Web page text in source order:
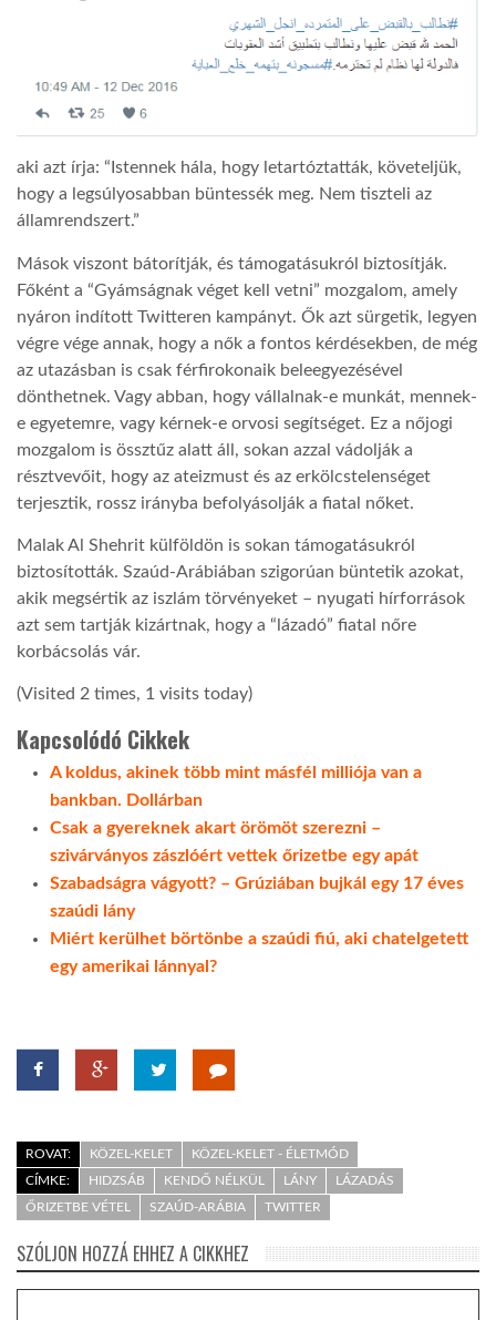
aki azt írja: “Istennek hála, hogy letartóztatták, követeljük,
hogy a legsúlyosabban büntessék meg. Nem tiszteli az
államrendszert.”
Mások viszont bátorítják, és támogatásukról biztosítják.
Főként a “Gyámságnak véget kell vetni” mozgalom, amely
nyáron indított Twitteren kampányt. Ők azt sürgetik, legyen
végre vége annak, hogy a nők a fontos kérdésekben, de még
az utazásban is csak férfirokonaik beleegyezésével
dönthetnek. Vagy abban, hogy vállalnak-e munkát, mennek-
e egyetemre, vagy kérnek-e orvosi segítséget. Ez a nőjogi
mozgalom is össztűz alatt áll, sokan azzal vádolják a
résztvevőit, hogy az ateizmust és az erkölcstelenséget
terjesztik, rossz irányba befolyásolják a fiatal nőket.
Malak Al Shehrit külföldön is sokan támogatásukról
biztosították. Szaúd-Arábiában szigorúan büntetik azokat,
akik megsértik az iszlám törvényeket – nyugati hírforrások
azt sem tartják kizártnak, hogy a “lázadó” fiatal nőre
korbácsolás vár.
(Visited 2 times, 1 visits today)
Kapcsolódó Cikkek
A koldus, akinek több mint másfél milliója van a
bankban. Dollárban
Csak a gyereknek akart örömöt szerezni –
szivárványos zászlóért vettek őrizetbe egy apát
Szabadságra vágyott? – Grúziában bujkál egy 17 éves
szaúdi lány
Miért kerülhet börtönbe a szaúdi fiú, aki chatelgetett
egy amerikai lánnyal?
ROVAT: KÖZEL-KELET
KÖZEL-KELET - ÉLETMÓD
CÍMKE:
HIDZSÁB KENDŐ NÉLKÜL LÁNY
LÁZADÁS
ŐRIZETBE VÉTEL
SZAÚD-ARÁBIA TWITTER
SZÓLJON HOZZÁ EHHEZ A CIKKHEZ